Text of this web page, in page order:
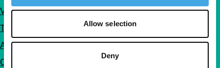
Allow selection
Deny
Veelgestelde vragen
Toegankelijkheid
Adverteren
Contact